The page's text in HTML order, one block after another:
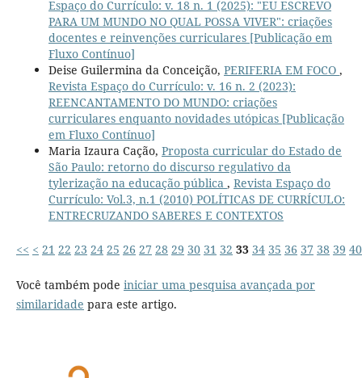
Espaço do Currículo: v. 18 n. 1 (2025): "EU ESCREVO
PARA UM MUNDO NO QUAL POSSA VIVER": criações
docentes e reinvenções curriculares [Publicação em
Fluxo Contínuo]
Deise Guilermina da Conceição, PERIFERIA EM FOCO ,
Revista Espaço do Currículo: v. 16 n. 2 (2023):
REENCANTAMENTO DO MUNDO: criações
curriculares enquanto novidades utópicas [Publicação
em Fluxo Contínuo]
Maria Izaura Cação, Proposta curricular do Estado de
São Paulo: retorno do discurso regulativo da
tylerização na educação pública , Revista Espaço do
Currículo: Vol.3, n.1 (2010) POLÍTICAS DE CURRÍCULO:
ENTRECRUZANDO SABERES E CONTEXTOS
<< < 21 22 23 24 25 26 27 28 29 30 31 32 33 34 35 36 37 38 39 40
Você também pode iniciar uma pesquisa avançada por
similaridade para este artigo.